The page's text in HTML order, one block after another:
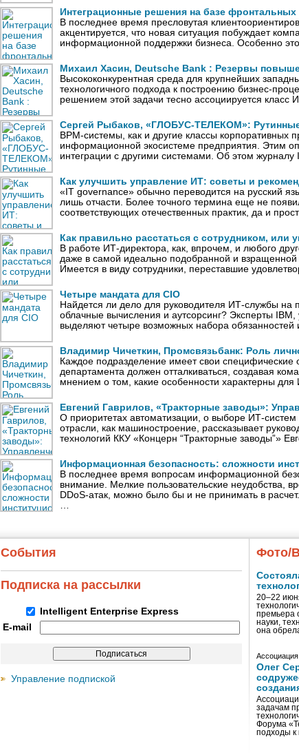
Интеграционные решения на базе фронтальных
В последнее время пресловутая
акцентируется, что новая ситуация побуждает
информационной поддержки бизнеса. Особенно
Михаил Хасин, Deutsche Bank : Резервы
Высококонкурентная среда для крупнейших
технологичного подхода к построению бизнес-
решением этой задачи тесно ассоциируется
Сергей Рыбаков, «ГЛОБУС-ТЕЛЕКОМ»:
BPM-системы, как и другие классы корпоративных
информационной экосистеме предприятия. Этим
интеграции с другими системами. Об этом
Как улучшить управление ИТ: советы и
«IT governance» обычно переводится на русский
лишь отчасти. Более точного термина еще не
соответствующих отечественных практик, да и
Как правильно расстаться с сотрудником, или
В работе ИТ-директора, как, впрочем, и любого
даже в самой идеально подобранной и взращенной
Имеется в виду сотрудники, переставшие
Четыре мандата для CIO
Найдется ли дело для руководителя ИТ‑службы
облачные вычисления и аутсорсинг? Эксперты IBM,
выделяют четыре возможных набора
Владимир Чичеткин, Промсвязьбанк: Роль
Каждое подразделение имеет свои специфические
департамента должен отталкиваться, создавая
мнением о том, какие особенности характерны
Евгений Гаврилов, «Тракторные заводы»:
О приоритетах автоматизации, о выборе
отрасли, как машиностроение, рассказывает
технологий ККУ «Концерн “Тракторные заводы”»
Информационная безопасность: сложности
В последнее время вопросам информационной
внимание. Мелкие пользовательские неудобства,
DDoS-атак, можно было бы и не принимать в
…
События
Подписка на рассылки
Intelligent Enterprise Express
E-mail
Управление подпиской
Фото/
20–22
премьера
науки,
она
Олег
задачам
Форума
подходы к